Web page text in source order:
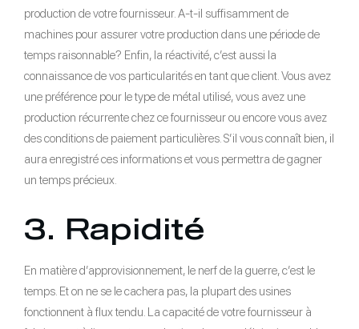
production de votre fournisseur. A-t-il suffisamment de
machines pour assurer votre production dans une période de
temps raisonnable? Enfin, la réactivité, c’est aussi la
connaissance de vos particularités en tant que client. Vous avez
une préférence pour le type de métal utilisé, vous avez une
production récurrente chez ce fournisseur ou encore vous avez
des conditions de paiement particulières. S’il vous connaît bien, il
aura enregistré ces informations et vous permettra de gagner
un temps précieux.
3. Rapidité
En matière d’approvisionnement, le nerf de la guerre, c’est le
temps. Et on ne se le cachera pas, la plupart des usines
fonctionnent à flux tendu. La capacité de votre fournisseur à